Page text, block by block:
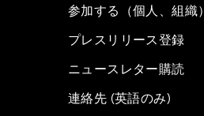
参加する（個人、組織）
プレスリリース登録
ニュースレター購読
連絡先 (英語のみ)